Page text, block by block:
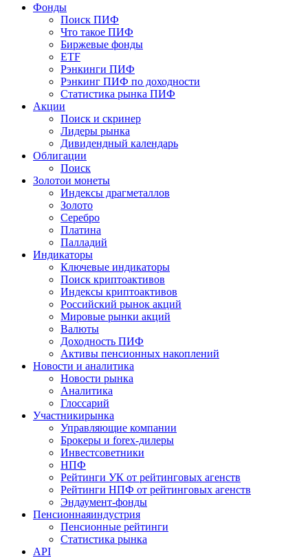
Фонды
Поиск ПИФ
Что такое ПИФ
Биржевые фонды
ETF
Рэнкинги ПИФ
Рэнкинг ПИФ по доходности
Статистика рынка ПИФ
Акции
Поиск и скринер
Лидеры рынка
Дивидендный календарь
Облигации
Поиск
Золотои монеты
Индексы драгметаллов
Золото
Серебро
Платина
Палладий
Индикаторы
Ключевые индикаторы
Поиск криптоактивов
Индексы криптоактивов
Российский рынок акций
Мировые рынки акций
Валюты
Доходность ПИФ
Активы пенсионных накоплений
Новости и аналитика
Новости рынка
Аналитика
Глоссарий
Участникирынка
Управляющие компании
Брокеры и forex-дилеры
Инвестсоветники
НПФ
Рейтинги УК от рейтинговых агенств
Рейтинги НПФ от рейтинговых агенств
Эндаумент-фонды
Пенсионнаяиндустрия
Пенсионные рейтинги
Статистика рынка
API